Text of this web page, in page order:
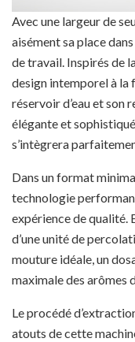
Avec une largeur de
aisément sa place
de travail. Inspirés de
design intemporel à la
réservoir d’eau et son
élégante et
s’intègrera
Dans un format
technologie
expérience de qualité.
d’une unité de
mouture idéale, un
maximale des arômes
Le procédé
atouts de cette